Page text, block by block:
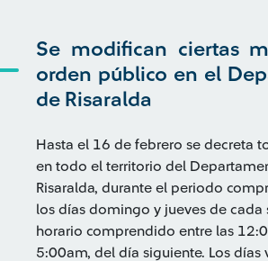
Se modifican ciertas
orden público en el
de Risaralda
Hasta el 16 de febrero se decreta
en todo el territorio del
Risaralda, durante el periodo
los días domingo y jueves de cada
horario comprendido entre las
5:00am, del día siguiente. Los días